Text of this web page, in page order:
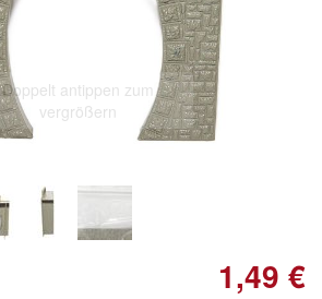
Doppelt antippen zum
vergrößern
1,49 €